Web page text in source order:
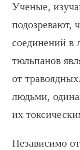
Ученые,
подозревают,
соединений в
тюльпанов
от
людьми,
их
Независимо